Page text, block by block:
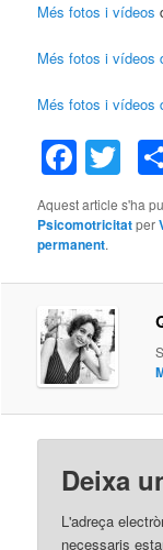
Més fotos i vídeos
Més fotos i vídeos
Més fotos i vídeos
Aquest article s'ha
Psicomotricitatper
permanent.
Deixa
L'adreça
necessaris